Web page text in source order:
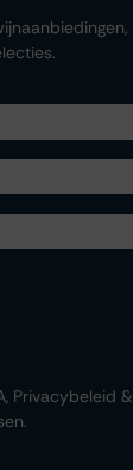
Privacybeleid &